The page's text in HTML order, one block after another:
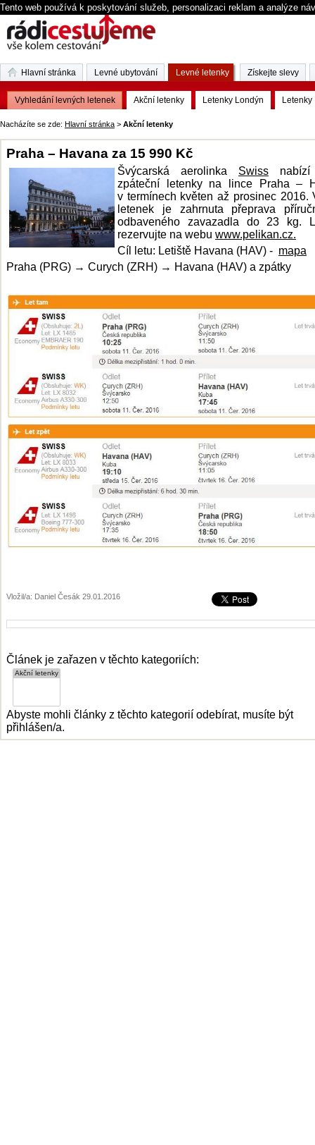
Tento web používá k poskytování služeb, personalizaci reklam a analýze
Nacházíte se zde: Hlavní stránka > Akční letenky
Praha – Havana za 15 990 Kč
Švýcarská aerolinka Swiss nabízí
zpáteční letenky na lince Praha –
v termínech květen až prosinec 2016.
letenek je zahrnuta přeprava
odbaveného zavazadla do 23 kg.
rezervujte na webu www.pelikan.cz.
Cíl letu: Letiště Havana (HAV) - mapa
Praha (PRG) → Curych (ZRH) → Havana (HAV) a zpátky
Vložil/a: Daniel Česák 29.01.2016
Článek je zařazen v těchto kategoriích:
Abyste mohli články z těchto kategorií odebírat, musíte být
přihlášen/a.
Hlavní stránka Levné ubytování Levné letenky
Vyhledání levných letenek Akční letenky Letenky Londýn Letenky
Získejte slevy